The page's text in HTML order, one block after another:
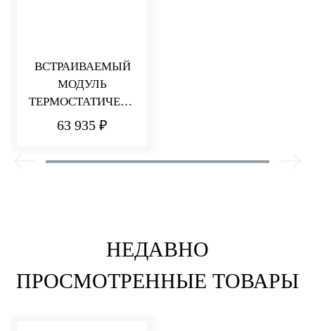
ВСТРАИВАЕМЫЙ
МОДУЛЬ
ТЕРМОСТАТИЧЕСК
ОГО СМЕСИТЕЛЯ
63 935 ₽
НЕДАВНО
ПРОСМОТРЕННЫЕ ТОВАРЫ